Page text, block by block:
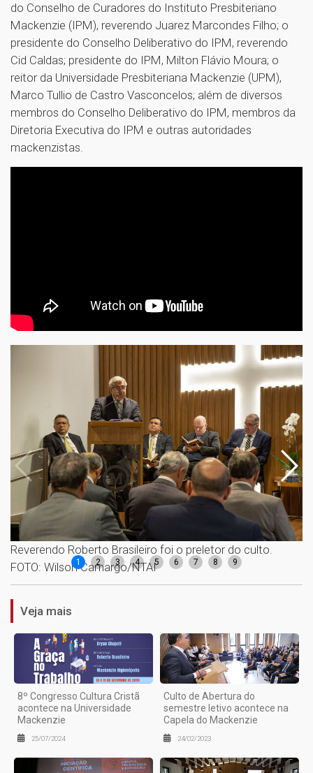
do Conselho de Curadores do Instituto Presbiteriano
Mackenzie (IPM), reverendo Juarez Marcondes Filho; o
presidente do Conselho Deliberativo do IPM, reverendo
Cid Caldas; presidente do IPM, Milton Flávio Moura; o
reitor da Universidade Presbiteriana Mackenzie (UPM),
Marco Tullio de Castro Vasconcelos; além de diversos
membros do Conselho Deliberativo do IPM, membros da
Diretoria Executiva do IPM e outras autoridades
mackenzistas.
Reverendo Roberto Brasileiro foi o preletor do culto.
FOTO: Wilson Camargo/NTAI
1 2 3 4 5 6 7 8 9
Veja mais
8º Congresso Cultura Cristã
acontece na Universidade
Mackenzie
25/07/2024
Culto de Abertura do
semestre letivo acontece na
Capela do Mackenzie
24/02/2023